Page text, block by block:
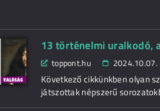
13 történelmi uralkodó,
toppont.hu 2024.10.07.
Következő cikkünkben olyan
játszottak népszerű